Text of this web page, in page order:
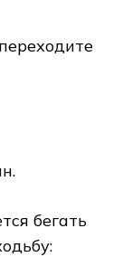
бегать